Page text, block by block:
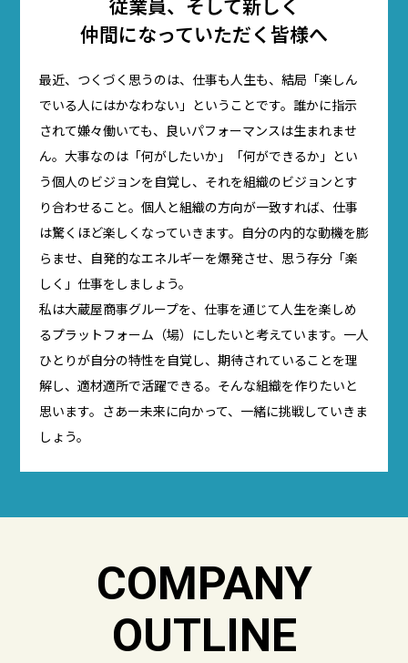
仲間になっていただく皆様へ
最近、つくづく思うのは、仕事も人生も、結局「楽しん
でいる人にはかなわない」ということです。誰かに指示
されて嫌々働いても、良いパフォーマンスは生まれませ
ん。大事なのは「何がしたいか」「何ができるか」とい
う個人のビジョンを自覚し、それを組織のビジョンとす
り合わせること。個人と組織の方向が一致すれば、仕事
は驚くほど楽しくなっていきます。自分の内的な動機を膨
らませ、自発的なエネルギーを爆発させ、思う存分「楽
しく」仕事をしましょう。
私は大蔵屋商事グループを、仕事を通じて人生を楽しめ
るプラットフォーム（場）にしたいと考えています。一人
ひとりが自分の特性を自覚し、期待されていることを理
解し、適材適所で活躍できる。そんな組織を作りたいと
思います。さあー未来に向かって、一緒に挑戦していきま
しょう。
COMPANY
OUTLINE